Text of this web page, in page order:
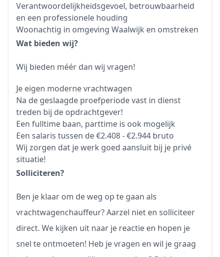
Verantwoordelijkheidsgevoel, betrouwbaarheid
en een professionele houding
Woonachtig in omgeving Waalwijk en omstreken
Wat bieden wij?
Wij bieden méér dan wij vragen!
Je eigen moderne vrachtwagen
Na de geslaagde proefperiode vast in dienst
treden bij de opdrachtgever!
Een fulltime baan, parttime is ook mogelijk
Een salaris tussen de €2.408 - €2.944 bruto
Wij zorgen dat je werk goed aansluit bij je privé
situatie!
Solliciteren?
Ben je klaar om de weg op te gaan als
vrachtwagenchauffeur? Aarzel niet en solliciteer
direct. We kijken uit naar je reactie en hopen je
snel te ontmoeten! Heb je vragen en wil je graag